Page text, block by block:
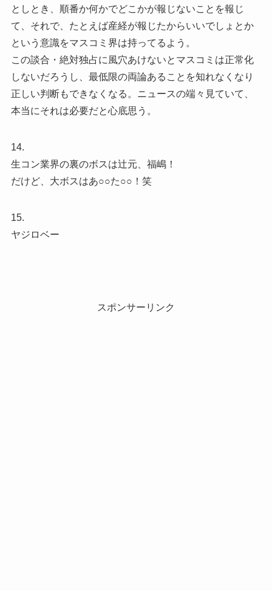
としとき、順番か何かでどこかが報じないことを報じ
て、それで、たとえば産経が報じたからいいでしょとか
という意識をマスコミ界は持ってるよう。
この談合・絶対独占に風穴あけないとマスコミは正常化
しないだろうし、最低限の両論あることを知れなくなり
正しい判断もできなくなる。ニュースの端々見ていて、
本当にそれは必要だと心底思う。
14.
生コン業界の裏のボスは辻元、福嶋！
だけど、大ボスはあ○○た○○！笑
15.
ヤジロベー
スポンサーリンク